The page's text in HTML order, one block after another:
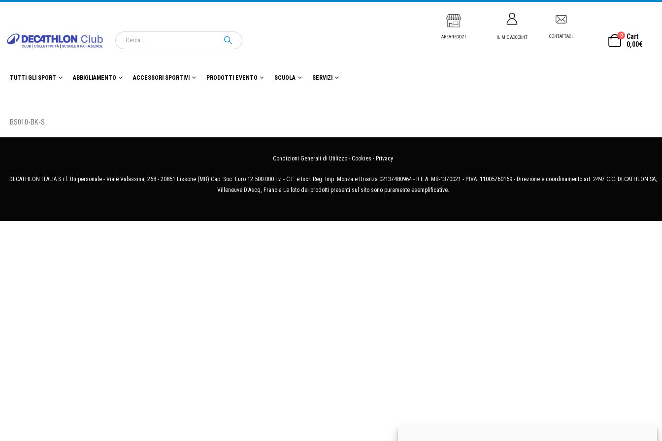
AREANEGOZI IL MIO ACCOUNT CONTATTACI 0
Cart
0,00€
TUTTI GLI SPORT ABBIGLIAMENTO ACCESSORI SPORTIVI PRODOTTI EVENTO SCUOLA SERVIZI
BS010-BK-S
Condizioni Generali di Utilizzo - Cookies - Privacy
DECATHLON ITALIA S.r.l. Unipersonale - Viale Valassina, 268 - 20851 Lissone (MB) Cap. Soc. Euro 12.500.000 i.v. - C.F. e Iscr. Reg. Imp. Monza e Brianza 02137480964 - R.E.A. MB-1370021 - P.IVA. 11005760159 - Direzione e coordinamento art. 2497 C.C. DECATHLON SA,
Villeneuve D'Ascq, Francia Le foto dei prodotti presenti sul sito sono puramente esemplificative.